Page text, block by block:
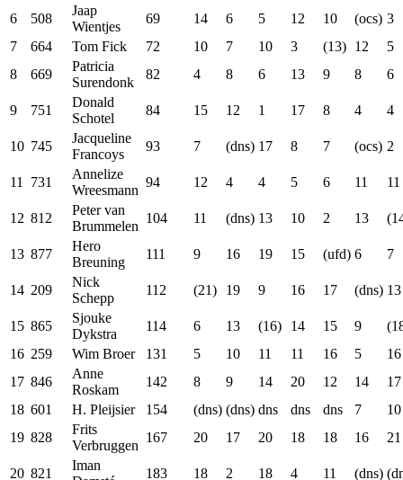
6 508
Jaap
Wientjes
69 14 6 5 12 10 (ocs) 3
7
664 Tom Fick 72 10 7 10 3 (13) 12
5
8
669
Patricia
Surendonk
82 4 8 6 13 9 8 6
9 751
Donald
Schotel
84 15 12 1 17 8 4 4
10 745
Jacqueline
Francoys
93 7 (dns) 17 8 7 (ocs) 2
11 731
Annelize
Wreesmann
94 12 4 4 5 6 11 11
12 812
Peter van
Brummelen
104 11 (dns) 13 10 2 13
13 877
Hero
Breuning
111 9 16 19 15 (ufd) 6 7
14 209
Nick
Schepp
112 (21) 19 9 16 17 (dns) 13
15 865
Sjouke
Dykstra
114 6 13 (16) 14 15 9
16 259 Wim Broer 131 5 10 11 11 16 5
16
17 846
Anne
Roskam
142 8 9 14 20 12 14
17
18 601 H. Pleijsier 154 (dns) (dns) dns dns dns 7
10
19 828
Frits
Verbruggen
167 20 17 20 18 18 16 21
20 821
Iman
183 18 2 18 4 11 (dns)